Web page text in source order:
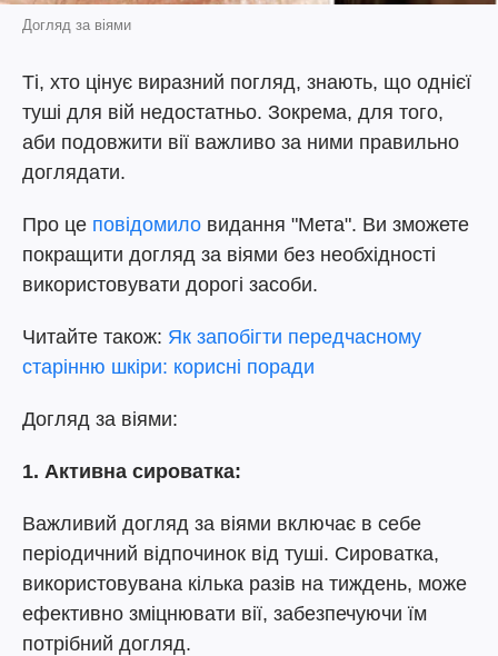
Догляд за віями
Ті, хто цінує виразний погляд, знають, що однієї
туші для вій недостатньо. Зокрема, для того,
аби подовжити вії важливо за ними правильно
доглядати.
Про це повідомило видання "Мета". Ви зможете
покращити догляд за віями без необхідності
використовувати дорогі засоби.
Читайте також: Як запобігти передчасному
старінню шкіри: корисні поради
Догляд за віями:
1. Активна сироватка:
Важливий догляд за віями включає в себе
періодичний відпочинок від туші. Сироватка,
використовувана кілька разів на тиждень, може
ефективно зміцнювати вії, забезпечуючи їм
потрібний догляд.